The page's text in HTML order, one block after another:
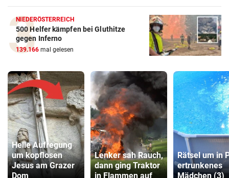
NIEDERÖSTERREICH
500 Helfer kämpfen bei Gluthitze
gegen Inferno
139.166 mal gelesen
Helle Aufregung
um kopflosen
Jesus am Grazer
Dom
Lenker sah Rauch,
dann ging Traktor
in Flammen auf
Rätsel um in
ertrunkenes
Mädchen (3)